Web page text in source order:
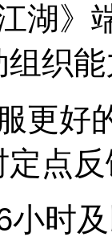
湖》
织
更好
点
小时